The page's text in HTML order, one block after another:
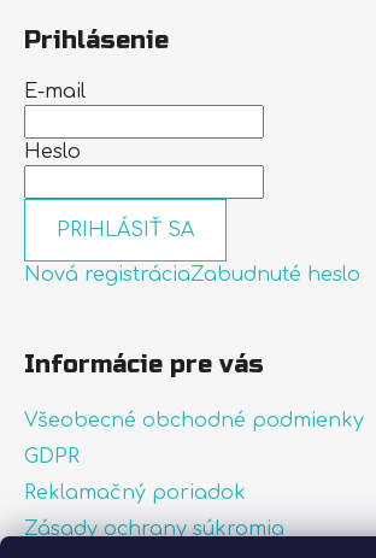
Prihlásenie
E-mail
Heslo
PRIHLÁSIŤ SA
Nová registráciaZabudnuté heslo
Informácie pre vás
Všeobecné obchodné podmienky
GDPR
Reklamačný poriadok
Zásady ochrany súkromia